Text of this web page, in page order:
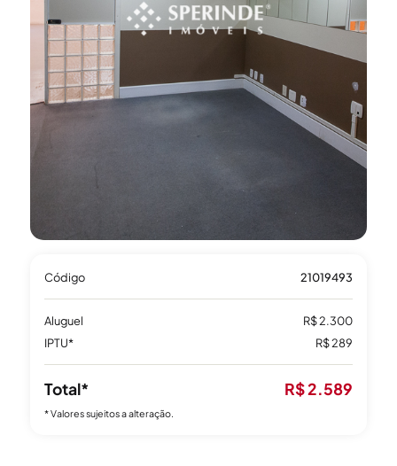
Código 21019493
Aluguel
R$ 2.300
IPTU*
R$ 289
Total* R$ 2.589
* Valores sujeitos a alteração.